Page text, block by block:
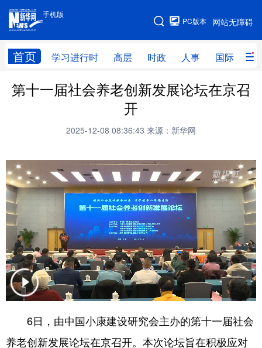
手机版
网站无障碍
PC版本
首页 学习进行时 高层 时政 人事 国际 财
手机版
网站地图
学习进行时 高层 时政 人事
思客智库 全球连线
科技 科普 体育 文化
健康 军事 访谈 视频
中央文件 金融 汽车
食品 人居 信息化 乡村振兴
溯源中国 城市 旅游 能源
会展 彩票 娱乐 时尚
第十一届社会养老创新发展论坛在京召
开
2025-12-08 08:36:43 来源：新华网
6日，由中国小康建设研究会主办的第十一届社会
养老创新发展论坛在京召开。本次论坛旨在积极应对